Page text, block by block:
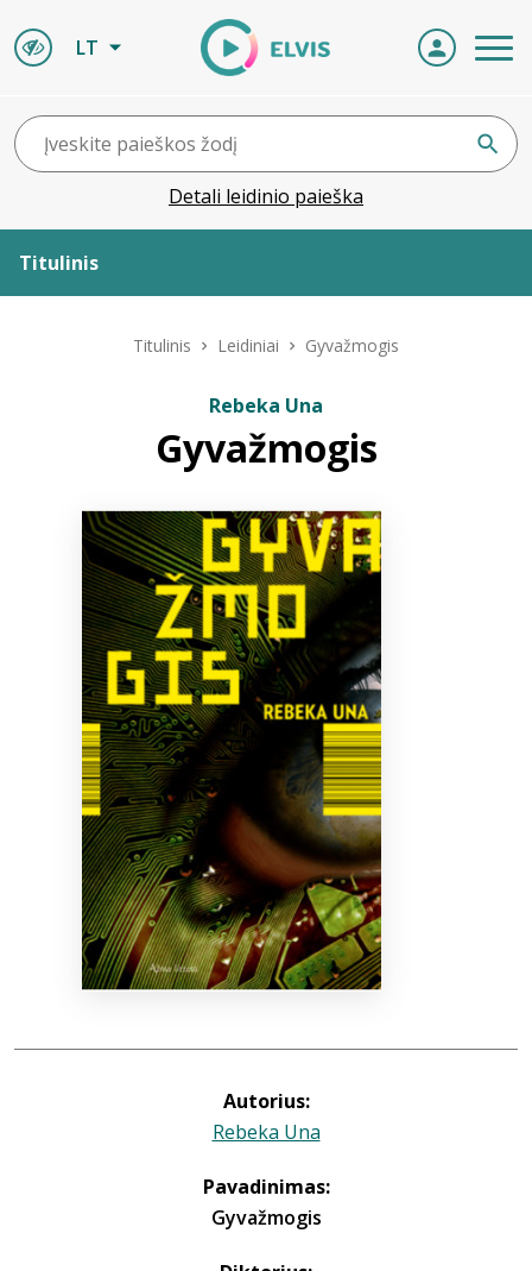
LT
Detali leidinio paieška
Titulinis
Naujienos
Bibliotekoms
+370 667 80 541
info@elvislab.lt
Titulinis Leidiniai Gyvažmogis
Rebeka Una
Gyvažmogis
Autorius:
Rebeka Una
Pavadinimas:
Gyvažmogis